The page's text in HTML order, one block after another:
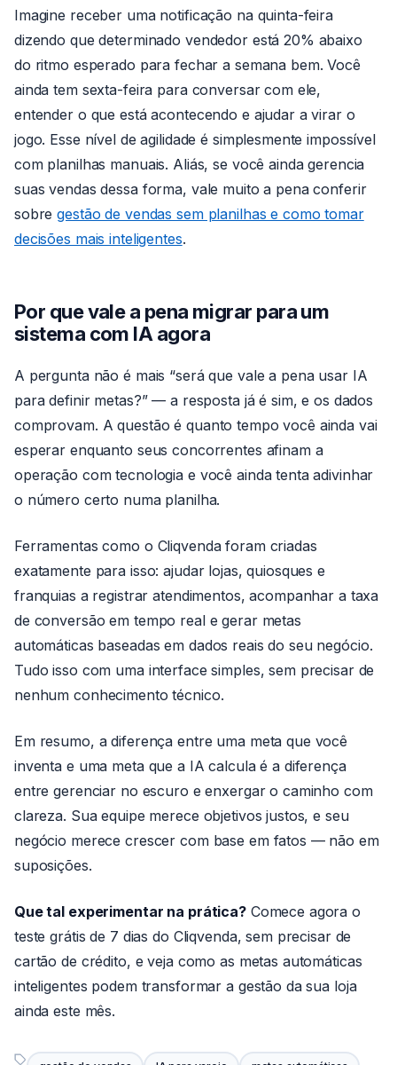
Imagine receber uma notificação na quinta-feira
dizendo que determinado vendedor está 20% abaixo
do ritmo esperado para fechar a semana bem. Você
ainda tem sexta-feira para conversar com ele,
entender o que está acontecendo e ajudar a virar o
jogo. Esse nível de agilidade é simplesmente impossível
com planilhas manuais. Aliás, se você ainda gerencia
suas vendas dessa forma, vale muito a pena conferir
sobregestão de vendas sem planilhas e como tomar
decisões mais inteligentes.
Por que vale a pena migrar para um
sistema com IA agora
A pergunta não é mais “será que vale a pena usar IA
para definir metas?” — a resposta já é sim, e os dados
comprovam. A questão é quanto tempo você ainda vai
esperar enquanto seus concorrentes afinam a
operação com tecnologia e você ainda tenta adivinhar
o número certo numa planilha.
Ferramentas como o Cliqvenda foram criadas
exatamente para isso: ajudar lojas, quiosques e
franquias a registrar atendimentos, acompanhar a taxa
de conversão em tempo real e gerar metas
automáticas baseadas em dados reais do seu negócio.
Tudo isso com uma interface simples, sem precisar de
nenhum conhecimento técnico.
Em resumo, a diferença entre uma meta que você
inventa e uma meta que a IA calcula é a diferença
entre gerenciar no escuro e enxergar o caminho com
clareza. Sua equipe merece objetivos justos, e seu
negócio merece crescer com base em fatos — não em
suposições.
Que tal experimentar na prática?Comece agora o
teste grátis de 7 dias do Cliqvenda, sem precisar de
cartão de crédito, e veja como as metas automáticas
inteligentes podem transformar a gestão da sua loja
ainda este mês.